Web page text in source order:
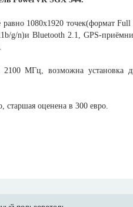
1080х1920 точек(формат
g/n)и Bluetooth 2.1, GPS-
МГц, возможна установка
оценена в 300 евро.